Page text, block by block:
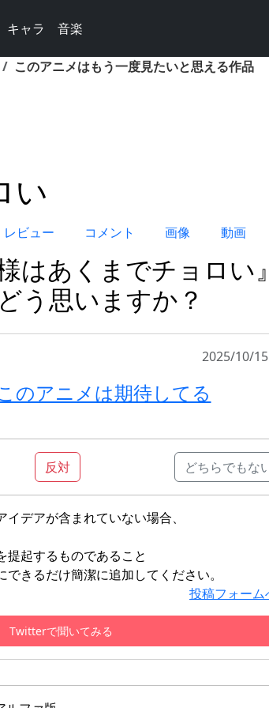
キャラ 音楽
このアニメはもう一度見たいと思える作品
い
レビュー コメント 画像 動画
はあくまでチョロい
う思いますか？
2025/10/
のアニメは期待してる
反対 どちらでもな
デアが含まれていない場合、
提起するものであること
きるだけ簡潔に追加してください。
投稿フォーム
Twitterで聞いてみる